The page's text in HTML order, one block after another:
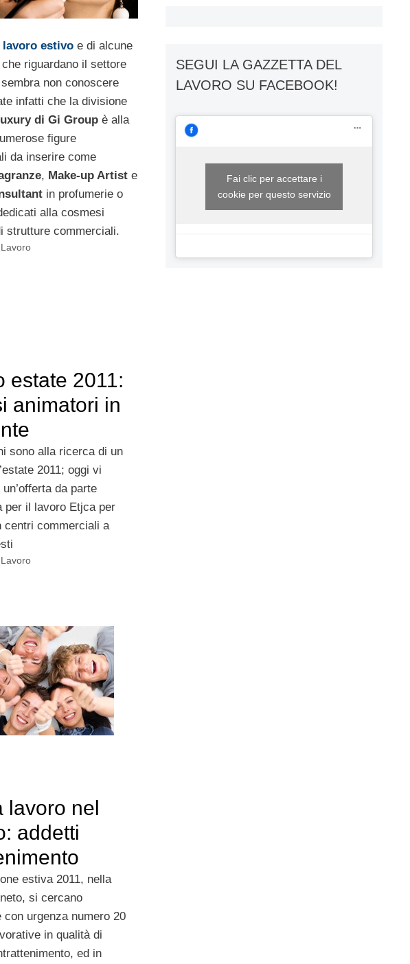
lavoro estivoe di alcune
riguardano il settore
non conoscere
infatti che la divisione
di Gi Group è alla
figure
da inserire come
, Make-up Artiste
in profumerie o
alla cosmesi
strutture commerciali.
estate 2011:
animatori in
sono alla ricerca di un
2011; oggi vi
da parte
per il lavoro Etjca per
centri commerciali a
lavoro nel
addetti
estiva 2011, nella
si cercano
con urgenza numero 20
in qualità di
ed in
SEGUI LA GAZZETTA DEL
LAVORO SU FACEBOOK!
Fai clic per accettare i
cookie per questo servizio